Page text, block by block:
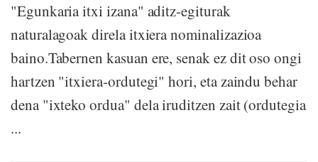
"Egunkaria itxi izana" aditz-egiturak
naturalagoak direla itxiera nominalizazioa
baino.Tabernen kasuan ere, senak ez dit oso ongi
hartzen "itxiera-ordutegi" hori, eta zaindu behar
dena "ixteko ordua" dela iruditzen zait (ordutegia
...